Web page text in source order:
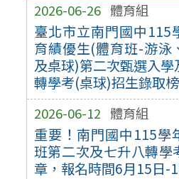
2026-06-26 體育組
臺北市立南門國中115
育績優生(體育班-游泳
及桌球)第二次甄選入學
轉學考(桌球)招生錄取
2026-06-12 體育組
重要！南門國中115學
班第二次及七升八轉學
章，報名時間6月15日-